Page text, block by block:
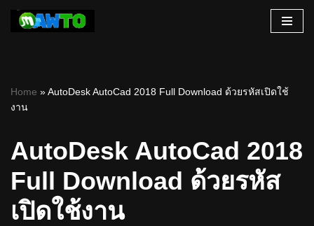
Home »AutoDesk AutoCad 2018 Full Download ด้วยรหัสเปิดใช้
งาน
AutoDesk AutoCad 2018
Full Download ด้วยรหัส
เปิดใช้งาน